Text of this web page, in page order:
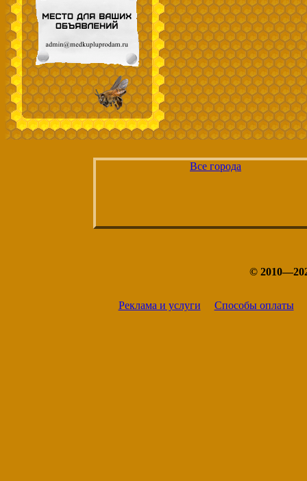
Все города
©
Реклама и услуги Способы оплаты